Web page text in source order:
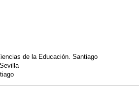
de la Educación. Santiago